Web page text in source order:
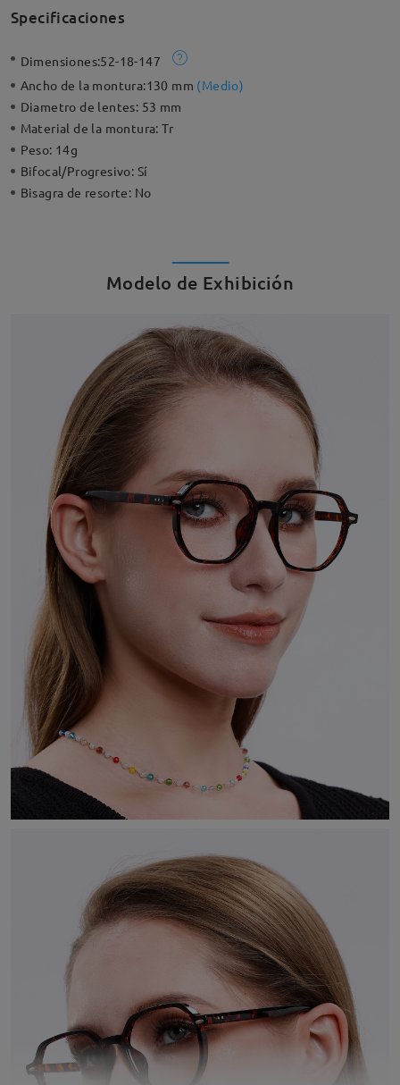
Specificaciones
Dimensiones:52-18-147
Ancho de la montura:130 mm (Medio)
Diametro de lentes: 53 mm
Material de la montura:Tr
Peso: 14g
Bifocal/Progresivo: Sí
Bisagra de resorte: No
Modelo de Exhibición